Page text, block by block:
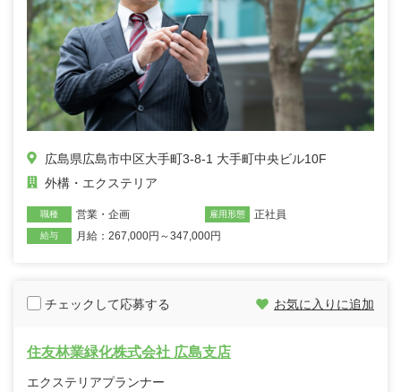
広島県広島市中区大手町3-8-1 大手町中央ビル10F
外構・エクステリア
職種 営業・企画 雇用形態 正社員
給与 月給：267,000円～347,000円
チェックして応募する お気に入りに追加
住友林業緑化株式会社 広島支店
エクステリアプランナー